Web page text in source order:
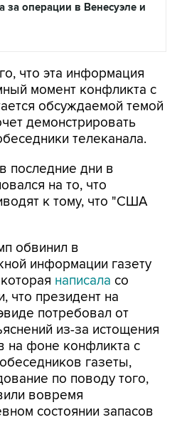
за операции в Венесуэле и
что эта информация
момент конфликта с
обсуждаемой темой
демонстрировать
телеканала.
последние дни в
на то, что
к тому, что "США
обвинил в
информации газету
написала со
что президент на
потребовал от
из-за истощения
на фоне конфликта с
газеты,
по поводу того,
вовремя
состоянии запасов